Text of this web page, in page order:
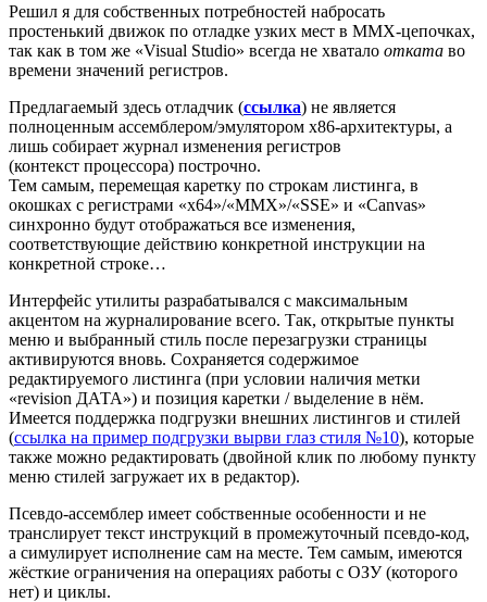
Решил я для собственных потребностей набросать
простенький движок по отладке узких мест в MMX-цепочках,
так как в том же «Visual Studio» всегда не хватало отката во
времени значений регистров.
Предлагаемый здесь отладчик (ссылка) не является
полноценным ассемблером/эмулятором x86-архитектуры, а
лишь собирает журнал изменения регистров
(контекст процессора) построчно.
Тем самым, перемещая каретку по строкам листинга, в
окошках с регистрами «x64»/«MMX»/«SSE» и «Canvas»
синхронно будут отображаться все изменения,
соответствующие действию конкретной инструкции на
конкретной строке…
Интерфейс утилиты разрабатывался с максимальным
акцентом на журналирование всего. Так, открытые пункты
меню и выбранный стиль после перезагрузки страницы
активируются вновь. Сохраняется содержимое
редактируемого листинга (при условии наличия метки
«revision ДАТА») и позиция каретки / выделение в нём.
Имеется поддержка подгрузки внешних листингов и стилей
(ссылка на пример подгрузки вырви глаз стиля №10), которые
также можно редактировать (двойной клик по любому пункту
меню стилей загружает их в редактор).
Псевдо-ассемблер имеет собственные особенности и не
транслирует текст инструкций в промежуточный псевдо-код,
а симулирует исполнение сам на месте. Тем самым, имеются
жёсткие ограничения на операциях работы с ОЗУ (которого
нет) и циклы.